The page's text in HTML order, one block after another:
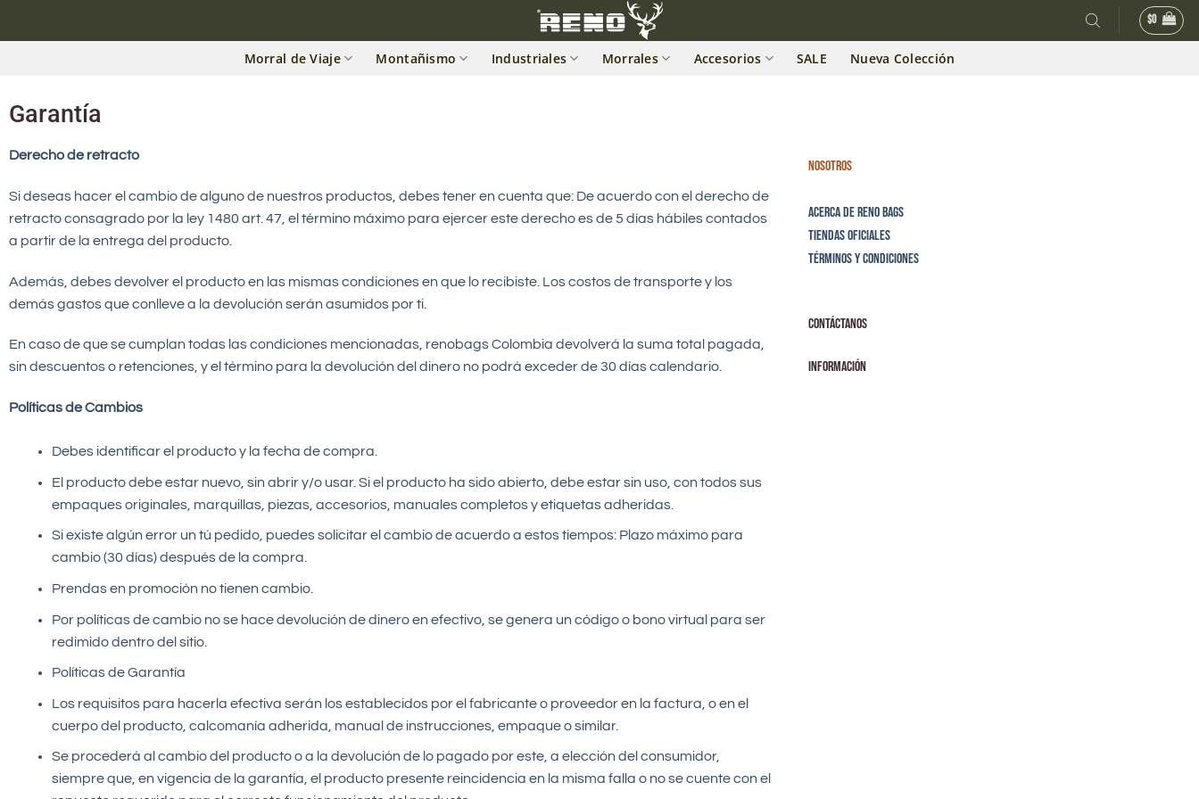
$0
Morral de Viaje Montañismo Industriales Morrales Accesorios SALE Nueva Colección
Garantía
Derecho de retracto
Si deseas hacer el cambio de alguno de nuestros productos, debes tener en cuenta que: De acuerdo con el derecho de
retracto consagrado por la ley 1480 art. 47, el término máximo para ejercer este derecho es de 5 días hábiles contados
a partir de la entrega del producto.
Además, debes devolver el producto en las mismas condiciones en que lo recibiste. Los costos de transporte y los
demás gastos que conlleve a la devolución serán asumidos por ti.
En caso de que se cumplan todas las condiciones mencionadas, renobags Colombia devolverá la suma total pagada,
sin descuentos o retenciones, y el término para la devolución del dinero no podrá exceder de 30 días calendario.
Políticas de Cambios
Debes identificar el producto y la fecha de compra.
El producto debe estar nuevo, sin abrir y/o usar. Si el producto ha sido abierto, debe estar sin uso, con todos sus
empaques originales, marquillas, piezas, accesorios, manuales completos y etiquetas adheridas.
Si existe algún error un tú pedido, puedes solicitar el cambio de acuerdo a estos tiempos: Plazo máximo para
cambio (30 días) después de la compra.
Prendas en promoción no tienen cambio.
Por políticas de cambio no se hace devolución de dinero en efectivo, se genera un código o bono virtual para ser
redimido dentro del sitio.
Políticas de Garantía
Los requisitos para hacerla efectiva serán los establecidos por el fabricante o proveedor en la factura, o en el
cuerpo del producto, calcomanía adherida, manual de instrucciones, empaque o similar.
Se procederá al cambio del producto o a la devolución de lo pagado por este, a elección del consumidor,
siempre que, en vigencia de la garantía, el producto presente reincidencia en la misma falla o no se cuente con el
Nosotros
Acerca de Reno Bags
Tiendas Oficiales
Términos y Condiciones
Contáctanos
Información